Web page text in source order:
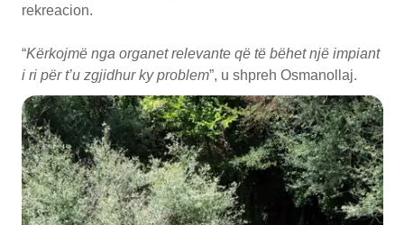
rekreacion.
“Kërkojmë nga organet relevante që të bëhet një impiant
i ri për t’u zgjidhur ky problem”, u shpreh Osmanollaj.